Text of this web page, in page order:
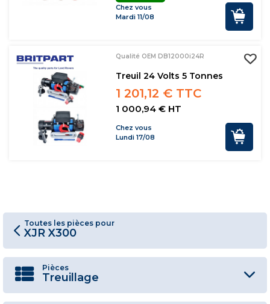
Chez vous
Mardi 11/08
Qualité OEM DB12000i24R
Treuil 24 Volts 5 Tonnes
1 201,12 € TTC
1 000,94 € HT
Chez vous
Lundi 17/08
Toutes les pièces pour
XJR X300
Pièces
Treuillage